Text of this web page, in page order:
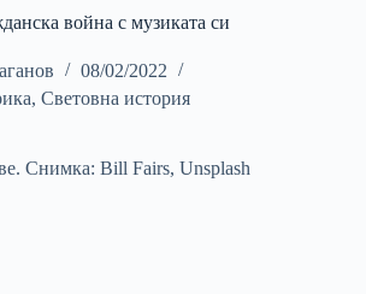
война с музиката си
08/02/2022
, Световна история